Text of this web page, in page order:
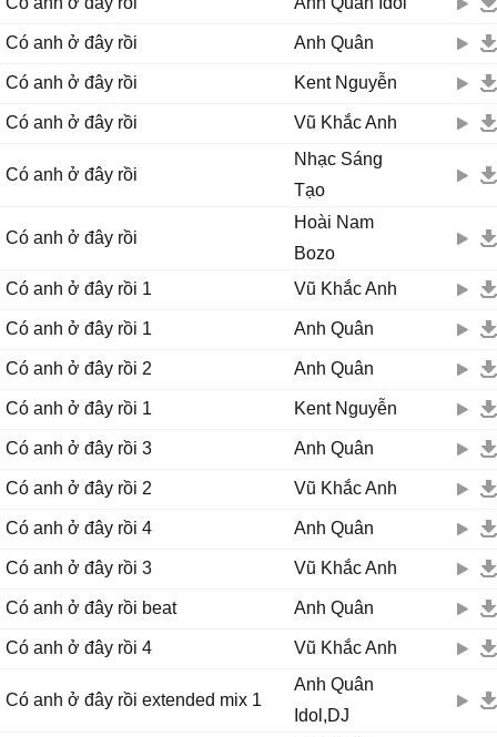
phải làm bất cứ điều gì để em hạnh phúc dù anh đau
anh vẫn xin chấp nhận ..!!
Đừng khóc nữa hãy nín đi được không ?
nhìn đôi mắt em đã sưng lên kìa
nào ngoan nhé nghe anh 1 lần thôi
Mọi chuyện buồn cũng sẽ qua thôi vì có anh ở đây rồi
tựa vào vai anh đi em sẽ thấy bình yên
bởi vì đằng sau luôn có anh nhìn theo
Hãy cầm chặt tay anh, anh sẽ dắt em đi qua nỗi đau này
phải làm bất cứ điều gì để em hạnh phúc dù anh đau
anh vẫn xin chấp nhận ..!!
Mọi chuyện buồn cũng sẽ qua thôi vì có anh ở đây rồi
tựa vào vai anh đi em sẽ thấy bình yên
bởi vì đằng sau luôn có anh nhìn theo
Hãy cầm chặt tay anh, anh sẽ dắt em đi qua nỗi đau này
phải làm bất cứ điều gì để em hạnh phúc dù anh đau
anh vẫn xin chấp nhận ..!!
anh vẫn xin chấp nhận ..!!
Có anh ở đây rồi Anh Quân
Có anh ở đây rồi Kent Nguyễn
Có anh ở đây rồi Vũ Khắc Anh
Có anh ở đây rồi
Nhạc Sáng
Tạo
Có anh ở đây rồi
Hoài Nam
Bozo
Có anh ở đây rồi 1
Vũ Khắc Anh
Có anh ở đây rồi 1 Anh Quân
Có anh ở đây rồi 2 Anh Quân
Có anh ở đây rồi 1 Kent Nguyễn
Có anh ở đây rồi 3 Anh Quân
Có anh ở đây rồi 2 Vũ Khắc Anh
Có anh ở đây rồi 4 Anh Quân
Có anh ở đây rồi 3 Vũ Khắc Anh
Có anh ở đây rồi beat Anh Quân
Có anh ở đây rồi 4 Vũ Khắc Anh
Có anh ở đây rồi extended mix 1
Anh Quân
Idol,DJ